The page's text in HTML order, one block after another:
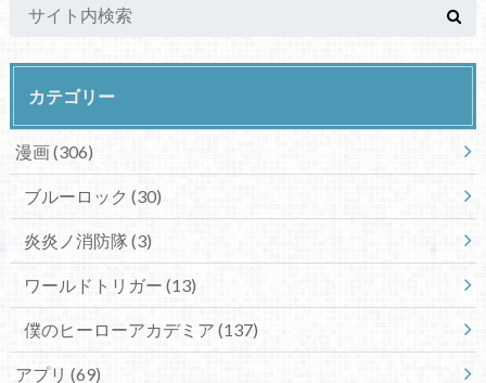
カテゴリー
漫画(306)
ブルーロック (30)
炎炎ノ消防隊(3)
ワールドトリガー (13)
僕のヒーローアカデミア (137)
アプリ (69)